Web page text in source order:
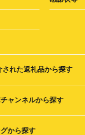
された返礼品から探す
ャンネルから探す
から探す